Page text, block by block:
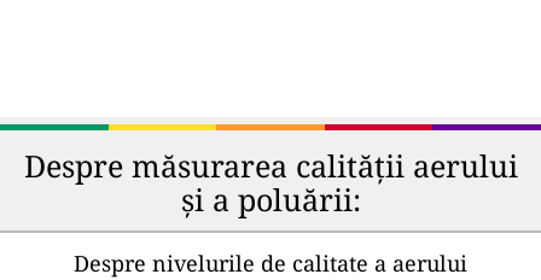
Despre măsurarea calității aerului
și a poluării:
Despre nivelurile de calitate a aerului